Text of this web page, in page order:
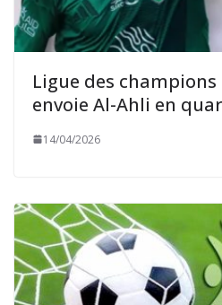
Ligue des champions
envoie Al-Ahli en
14/04/2026